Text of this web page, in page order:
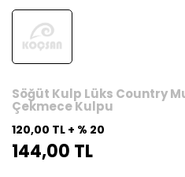
Söğüt Kulp Lüks Country
Çekmece Kulpu
120,00 TL + % 20
144,00 TL